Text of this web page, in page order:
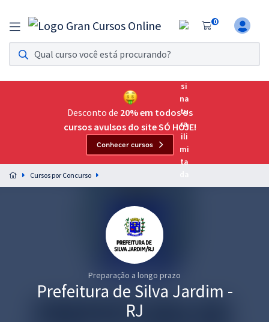
0
Assinatura Ilimitada 11
Acesso a todos os cursos. Teste grátis por 7 dias!
Assinatura OAB Até Passar
Acesso ilimitado a toda preparação para o Exame da
Preparação completa e intensiva para as principais
residências em saúde do Brasil
Desconto de 20% em todos os
cursos avulsos do site SÓ HOJE!
Conhecer cursos
Cursos por Concurso
Preparação a longo prazo
Prefeitura de Silva Jardim -
RJ